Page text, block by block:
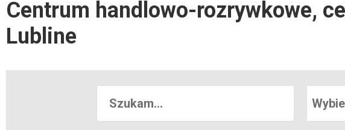
Centrum handlowo-rozrywkowe,
Lubline